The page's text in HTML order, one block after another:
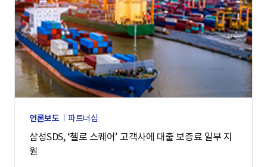
언론보도 파트너십
삼성SDS, ‘첼로 스퀘어’ 고객사에 대출 보증료 일부 지
원